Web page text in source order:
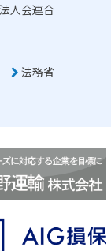
人会連合
法務省